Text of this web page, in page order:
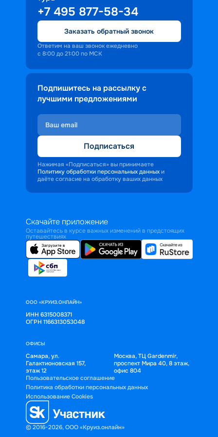
+7 495 877-58-34
Заказать обратный звонок
Ответим на ваш звонок ежедневно
с 8:00 до 21:00 по МСК
Подпишитесь на рассылку с
лучшими предложениями
Подписаться
Нажимая «Подписаться» вы принимаете
Политику обработки персональных данных и
даёте согласие на обработку ваших данных
Скачайте приложение
Оставайтесь в курсе важных изменений в предстоящих
путешествиях
ООО «КРУИЗ.ОНЛАЙН»
ИНН 6315008371
ОГРН 1166313053048
ОФИСЫ
Самара, ул.
Галактионовская 157,
этаж 12
Москва, ТЦ Gardenmir,
проспект Мира 40, 8 этаж,
офис 804
© 2016-2026, ООО «Круиз.онлайн»
Пользовательское соглашение
Политика обработки персональных данных
Использование Cookies